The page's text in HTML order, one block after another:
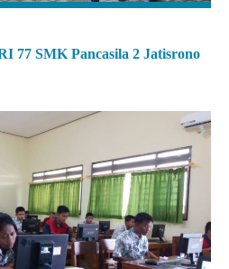
77 SMK Pancasila 2 Jatisrono